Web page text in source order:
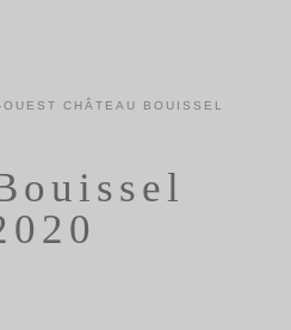
OUEST
CHÂTEAU BOUISSEL